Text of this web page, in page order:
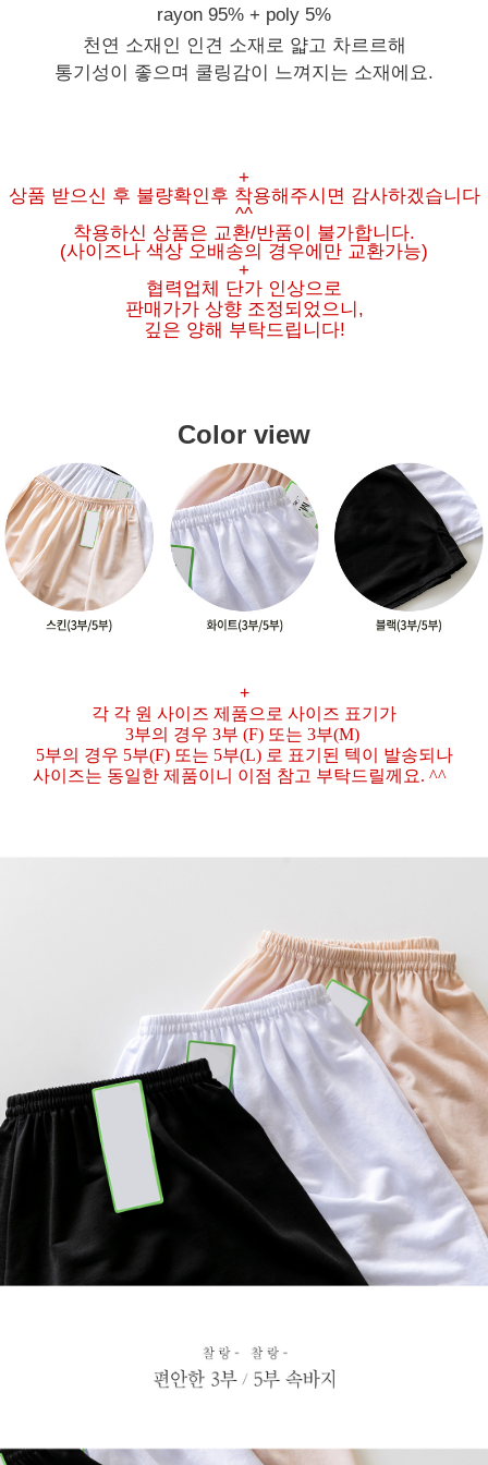
rayon 95% + poly 5%
천연 소재인 인견 소재로 얇고 차르르해
통기성이 좋으며 쿨링감이 느껴지는 소재에요.
+
상품 받으신 후 불량확인후 착용해주시면 감사하겠습니다
^^
착용하신 상품은 교환/반품이 불가합니다.
(사이즈나 색상 오배송의 경우에만 교환가능)
+
협력업체 단가 인상으로
판매가가 상향 조정되었으니,
깊은 양해 부탁드립니다!
Color view
+
각 각 원 사이즈 제품으로 사이즈 표기가
3부의 경우 3부 (F) 또는 3부(M)
5부의 경우 5부(F) 또는 5부(L) 로 표기된 텍이 발송되나
사이즈는 동일한 제품이니 이점 참고 부탁드릴께요. ^^